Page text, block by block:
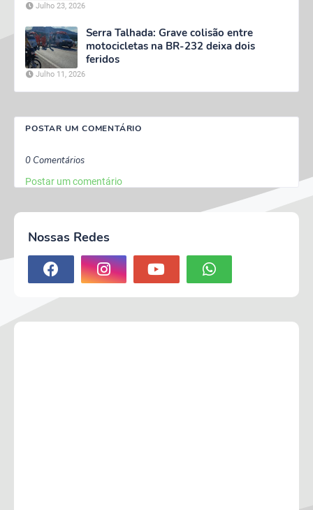
Julho 23, 2026
Serra Talhada: Grave colisão entre
motocicletas na BR-232 deixa dois
feridos
Julho 11, 2026
POSTAR UM COMENTÁRIO
0 Comentários
Postar um comentário
Nossas Redes